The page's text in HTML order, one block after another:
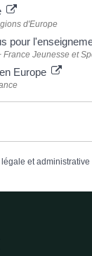
d'Europe
pour
France Jeunesse et
Europe
et administrative